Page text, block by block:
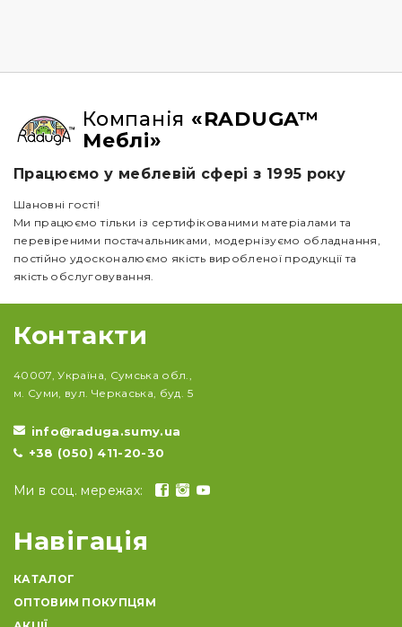
Компанія «RADUGA™
Меблі»
Працюємо у меблевій сфері з 1995 року
Шановні гості!
Ми працюємо тільки із сертифікованими матеріалами та
перевіреними постачальниками, модернізуємо обладнання,
постійно удосконалюємо якість виробленої продукції та
якість обслуговування.
Контакти
40007, Україна, Сумська обл.,
м. Суми, вул. Черкаська, буд. 5
info@raduga.sumy.ua
+38 (050) 411-20-30
Ми в соц. мережах:
Навігація
КАТАЛОГ
ОПТОВИМ ПОКУПЦЯМ